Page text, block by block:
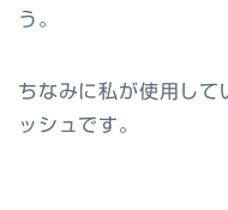
う。
ちなみに私が使用して
ッシュです。